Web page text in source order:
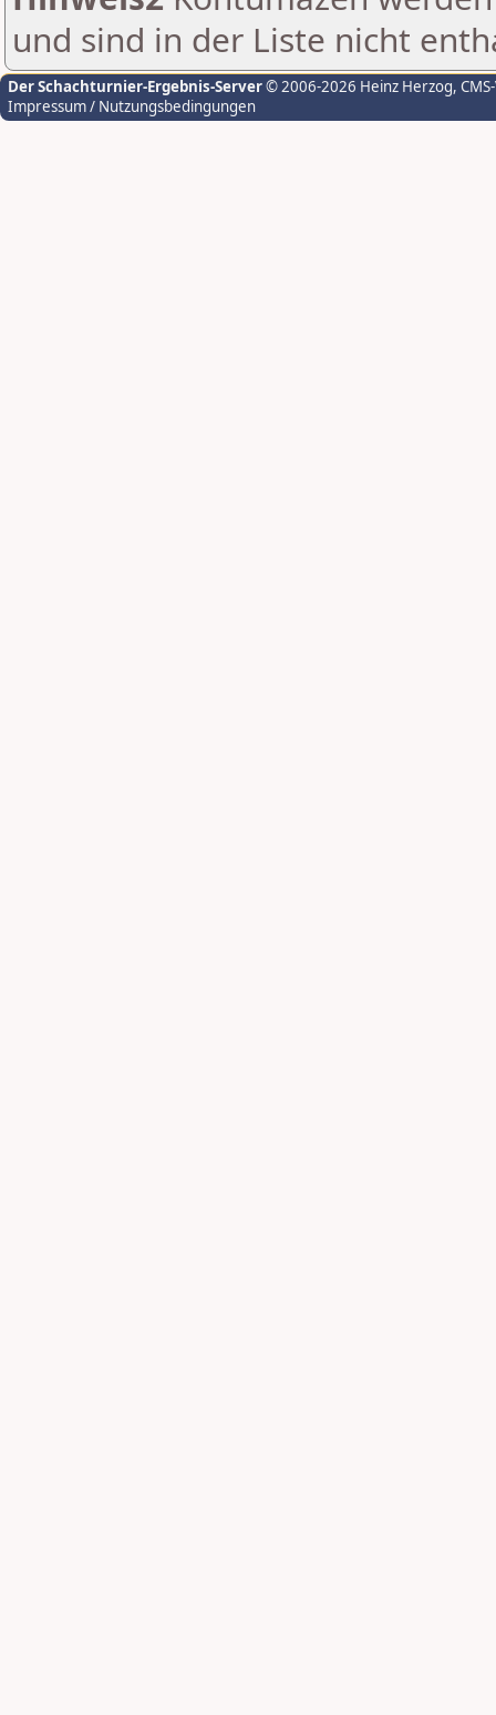
und sind in der Liste nicht
Der Schachturnier-Ergebnis-Server© 2006-2026 Heinz Herzog,
Impressum / Nutzungsbedingungen